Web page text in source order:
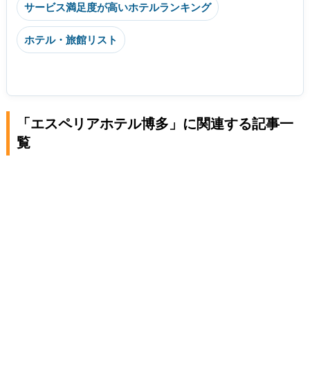
サービス満足度が高いホテルランキング
ホテル・旅館リスト
「エスペリアホテル博多」に関連する記事一
覧